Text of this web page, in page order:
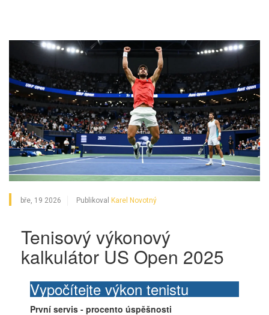
bře, 19 2026 Publikoval Karel Novotný
Tenisový výkonový
kalkulátor US Open 2025
Vypočítejte výkon tenistu
První servis - procento úspěšnosti